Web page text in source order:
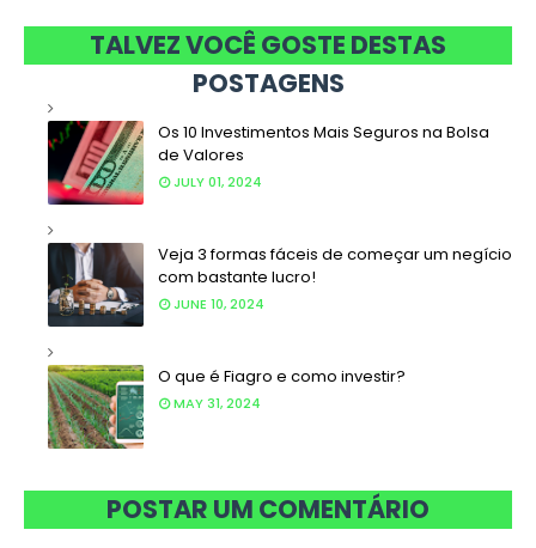
TALVEZ VOCÊ GOSTE DESTAS
POSTAGENS
Os 10 Investimentos Mais Seguros na Bolsa
de Valores
JULY 01, 2024
Veja 3 formas fáceis de começar um negício
com bastante lucro!
JUNE 10, 2024
O que é Fiagro e como investir?
MAY 31, 2024
POSTAR UM COMENTÁRIO